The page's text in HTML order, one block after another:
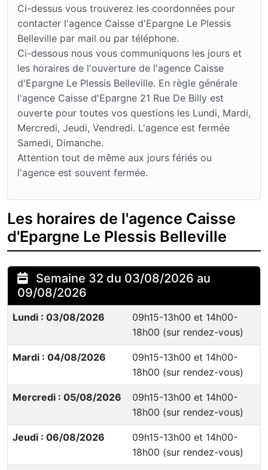
Ci-dessus vous trouverez les coordonnées pour
contacter l'agence Caisse d'Epargne Le Plessis
Belleville par mail ou par téléphone.
Ci-dessous nous vous communiquons les jours et
les horaires de l'ouverture de l'agence Caisse
d'Epargne Le Plessis Belleville. En règle générale
l'agence Caisse d'Epargne 21 Rue De Billy est
ouverte pour toutes vos questions les Lundi, Mardi,
Mercredi, Jeudi, Vendredi. L'agence est fermée
Samedi, Dimanche.
Attention tout de même aux jours fériés ou
l'agence est souvent fermée.
Les horaires de l'agence Caisse
d'Epargne Le Plessis Belleville
Semaine 32 du 03/08/2026 au
09/08/2026
Lundi : 03/08/2026
09h15-13h00 et 14h00-
18h00 (sur rendez-vous)
Mardi : 04/08/2026
09h15-13h00 et 14h00-
18h00 (sur rendez-vous)
Mercredi : 05/08/2026
09h15-13h00 et 14h00-
18h00 (sur rendez-vous)
Jeudi : 06/08/2026
09h15-13h00 et 14h00-
18h00 (sur rendez-vous)